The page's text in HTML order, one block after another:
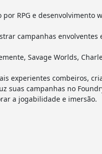
RPG e desenvolvimento
campanhas
Savage Worlds,
experientes combeiros,
campanhas no
a jogabilidade e imersão.